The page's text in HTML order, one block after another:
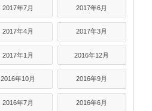
2017年7月 2017年6月
2017年4月 2017年3月
2017年1月 2016年12月
2016年10月 2016年9月
2016年7月 2016年6月